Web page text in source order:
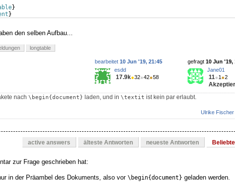
}
}
den selben Aufbau...
longtable
gefragt 10 Jun '19,
Jane01
11●1 ●2
bearbeitet 10 Jun '19, 21:45
esdd
17.9k●32●42●58
nach \begin{document} laden, und in \textit ist kein par erlaubt.
Ulrike Fischer
active answers älteste Antworten neueste Antworten
zur Frage geschrieben hat:
in der Präambel des Dokuments, also vor \begin{document} geladen werden.